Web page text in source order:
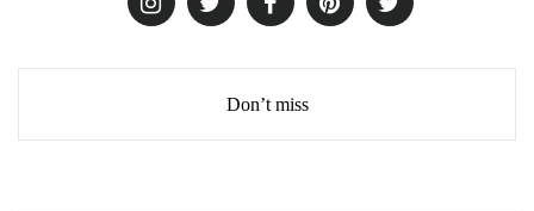
Don’t miss